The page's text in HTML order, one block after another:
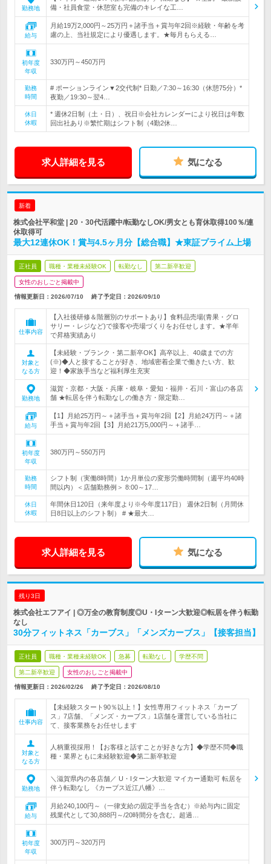
勤務地
備・社員食堂・休憩室も完備のキレイな工…
給与
月給19万2,000円～25万円＋諸手当＋賞与年2回※経験・年齢を考
慮の上、当社規定により優遇します。★毎月もらえる…
初年度
年収
330万円～450万円
勤務
時間
# ポーションライン▼2交代制* 日勤／7:30～16:30（休憩75分）*
夜勤／19:30～翌4…
休日
休暇
* 週休2日制（土・日）、祝日※会社カレンダーにより祝日は年数
回出社あり※繁忙期はシフト制（4勤2休…
求人詳細を見る 気になる
新着
株式会社平和堂 | 20・30代活躍中/転勤なしOK/男女とも育休取得100％/連
休取得可
最大12連休OK！賞与4.5ヶ月分【総合職】★東証プライム上場
正社員 職種・業種未経験OK 転勤なし 第二新卒歓迎
女性のおしごと掲載中
情報更新日：2026/07/10 終了予定日： 2026/09/10
仕事内容
【入社後研修＆階層別のサポートあり】食料品売場(青果・グロ
サリー・レジなど)で接客や売場づくりをお任せします。★半年
で昇格実績あり
対象と
なる方
【未経験・ブランク・第二新卒OK】高卒以上、40歳までの方
(※)◆人と接することが好き、地域密着企業で働きたい方、歓
迎！◆家族手当など福利厚生充実
勤務地
滋賀・京都・大阪・兵庫・岐阜・愛知・福井・石川・富山の各店
舗 ★転居を伴う転勤なしの働き方・限定勤…
給与
【1】月給25万円～＋諸手当＋賞与年2回【2】月給24万円～＋諸
手当＋賞与年2回【3】月給21万5,000円～＋諸手…
初年度
年収
380万円～550万円
勤務
時間
シフト制（実働8時間）1か月単位の変形労働時間制（週平均40時
間以内）＜店舗勤務例＞ 8:00～17…
休日
休暇
年間休日120日（来年度より※今年度117日） 週休2日制（月間休
日8日以上のシフト制） # ★最大…
求人詳細を見る 気になる
残り3日
株式会社エフアイ | ◎万全の教育制度◎U・Iターン大歓迎◎転居を伴う転勤
なし
30分フィットネス「カーブス」「メンズカーブス」【接客担当】
正社員 職種・業種未経験OK 急募 転勤なし 学歴不問
第二新卒歓迎 女性のおしごと掲載中
情報更新日：2026/02/26 終了予定日： 2026/08/10
仕事内容
【未経験スタート90％以上！】女性専用フィットネス「カーブ
ス」7店舗、「メンズ・カーブス」1店舗を運営している当社に
て、接客業務をお任せします
対象と
なる方
人柄重視採用！【お客様と話すことが好きな方】◆学歴不問◆職
種・業界ともに未経験歓迎◆第二新卒歓迎
勤務地
＼滋賀県内の各店舗／ U・Iターン大歓迎 マイカー通勤可 転居を
伴う転勤なし 《カーブス近江八幡》…
給与
月給240,100円～（一律支給の固定手当を含む）※給与内に固定
残業代として30,888円～/20時間分を含む。超過…
初年度
年収
300万円～320万円